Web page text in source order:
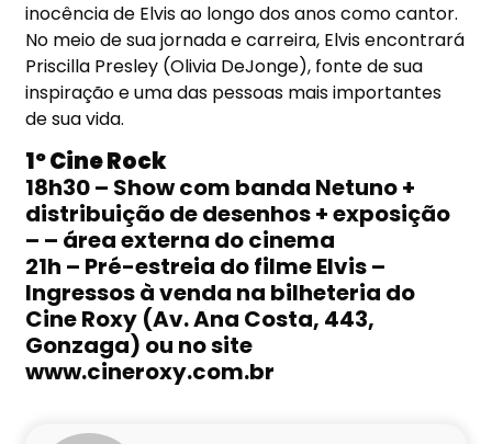
inocência de Elvis ao longo dos anos como cantor.
No meio de sua jornada e carreira, Elvis encontrará
Priscilla Presley (Olivia DeJonge), fonte de sua
inspiração e uma das pessoas mais importantes
de sua vida.
1º Cine Rock
18h30 – Show com banda Netuno +
distribuição de desenhos + exposição
– – área externa do cinema
21h – Pré-estreia do filme Elvis –
Ingressos à venda na bilheteria do
Cine Roxy (Av. Ana Costa, 443,
Gonzaga) ou no site
www.cineroxy.com.br